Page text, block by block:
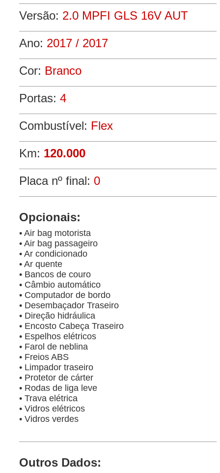
Versão: 2.0 MPFI GLS 16V AUT
Ano: 2017 / 2017
Cor: Branco
Portas: 4
Combustível: Flex
Km: 120.000
Placa nº final: 0
Opcionais:
• Air bag motorista
• Air bag passageiro
• Ar condicionado
• Ar quente
• Bancos de couro
• Câmbio automático
• Computador de bordo
• Desembaçador Traseiro
• Direção hidráulica
• Encosto Cabeça Traseiro
• Espelhos elétricos
• Farol de neblina
• Freios ABS
• Limpador traseiro
• Protetor de cárter
• Rodas de liga leve
• Trava elétrica
• Vidros elétricos
• Vidros verdes
Outros Dados: